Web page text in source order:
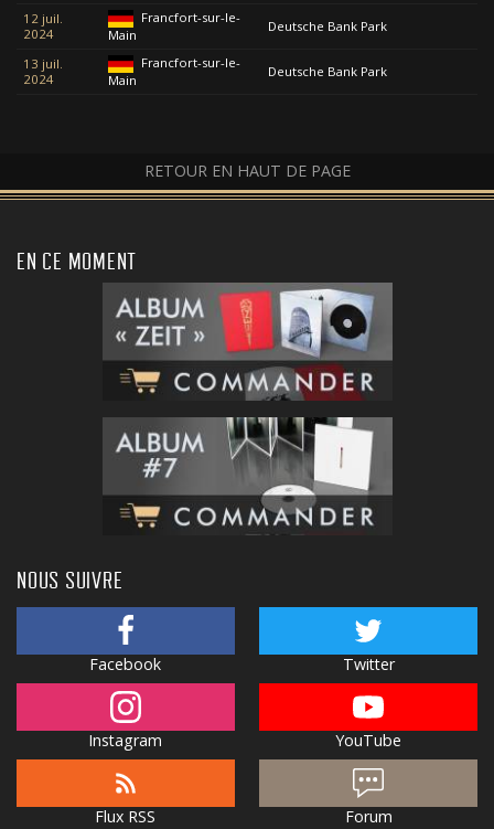
12 juil.
2024
Francfort-sur-le-
Main
Deutsche Bank Park
13 juil.
2024
Francfort-sur-le-
Main
Deutsche Bank Park
RETOUR EN HAUT DE PAGE
EN CE MOMENT
NOUS SUIVRE
Facebook Twitter
Instagram YouTube
Flux RSS Forum